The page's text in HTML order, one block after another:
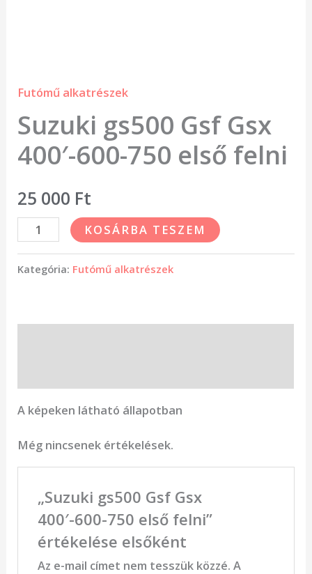
Futómű alkatrészek
Suzuki gs500 Gsf Gsx
400′-600-750 első felni
25 000 Ft
KOSÁRBA TESZEM
Kategória: Futómű alkatrészek
A képeken látható állapotban
Még nincsenek értékelések.
„Suzuki gs500 Gsf Gsx
400′-600-750 első felni”
értékelése elsőként
Az e-mail címet nem tesszük közzé. A